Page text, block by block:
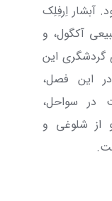
آبشار اِرفِلِک
آکگول، و
گردشگری این
این فصل،
در سواحل،
از شلوغی و